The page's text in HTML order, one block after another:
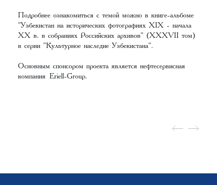
Подробнее ознакомиться с темой можно в книге-альбоме
"Узбекистан на исторических фотографиях XIX - начала
XX в. в собраниях Российских архивов" (XXXVII том)
в серии "Культурное наследие Узбекистана".
Основным спонсором проекта является нефтесервисная
компанияEriell-Group.